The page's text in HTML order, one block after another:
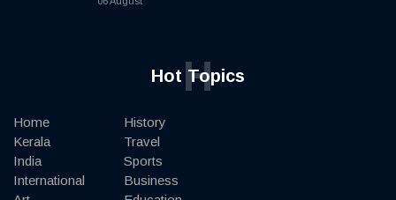
Hot Topics
H
Home
Kerala
India
International
History
Travel
Sports
Business